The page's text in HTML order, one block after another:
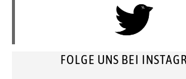
FOLGE UNS BEI